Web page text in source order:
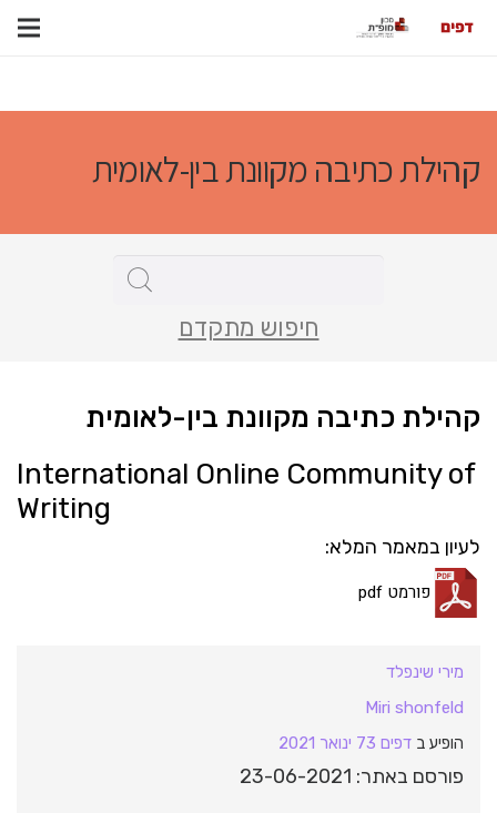
קהילת כתיבה מקוונת בין-לאומית
חיפוש מתקדם
קהילת כתיבה מקוונת בין-לאומית
International Online Community of
Writing
לעיון במאמר המלא:
פורמט pdf
מירי שינפלד
Miri shonfeld
הופיע ב דפים 73 ינואר 2021
פורסם באתר: 23-06-2021